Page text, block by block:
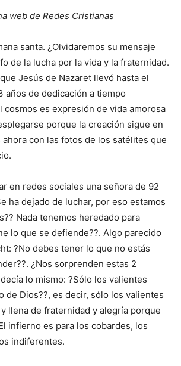
web de Redes Cristianas
santa. ¿Olvidaremos su mensaje
de la lucha por la vida y la fraternidad.
Jesús de Nazaret llevó hasta el
años de dedicación a tiempo
cosmos es expresión de vida amorosa
porque la creación sigue en
ahora con las fotos de los satélites que
en redes sociales una señora de 92
ha dejado de luchar, por eso estamos
Nada tenemos heredado para
lo que se defiende??. Algo parecido
?No debes tener lo que no estás
¿Nos sorprenden estas 2
lo mismo: ?Sólo los valientes
de Dios??, es decir, sólo los valientes
llena de fraternidad y alegría porque
infierno es para los cobardes, los
indiferentes.